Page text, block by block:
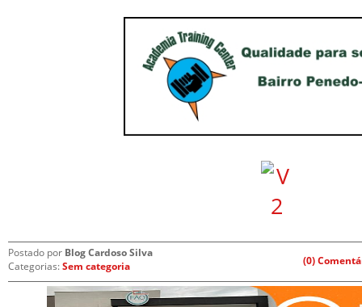
Postado por Blog Cardoso Silva
Categorias:Sem categoria (0)